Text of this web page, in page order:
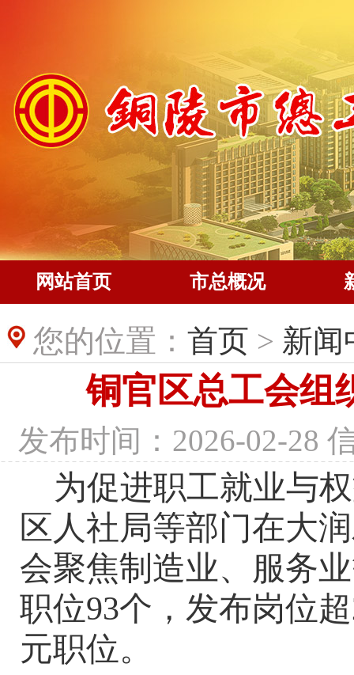
网站首页 市总概况
您的位置： 首页 > 新闻
铜官区总工会组
发布时间：2026-02-28
为促进职工就业与
区人社局等部门在大
会聚焦制造业、服务
职位93个，发布岗位
元职位。